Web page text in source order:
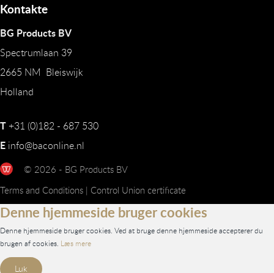
Kontakte
BG Products BV
Spectrumlaan 39
2665 NM Bleiswijk
Holland
T+31 (0)182 - 687 530
E info@baconline.nl
© 2026 - BG Products BV
Terms and Conditions | Control Union certificate
Denne hjemmeside bruger cookies
Denne hjemmeside bruger cookies. Ved at bruge denne hjemmeside accepterer du
brugen af cookies. Læs mere
Luk